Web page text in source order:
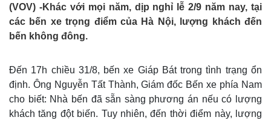
Việc làm
Biển đảo
(VOV) -Khác với mọi năm, dịp nghỉ lễ 2/9 năm nay, tại
các bến xe trọng điểm của Hà Nội, lượng khách đến
bến không đông.
Đến 17h chiều 31/8, bến xe Giáp Bát trong tình trạng ổn
định. Ông Nguyễn Tất Thành, Giám đốc Bến xe phía Nam
cho biết: Nhà bến đã sẵn sàng phương án nếu có lượng
khách tăng đột biến. Tuy nhiên, đến thời điểm này, lượng